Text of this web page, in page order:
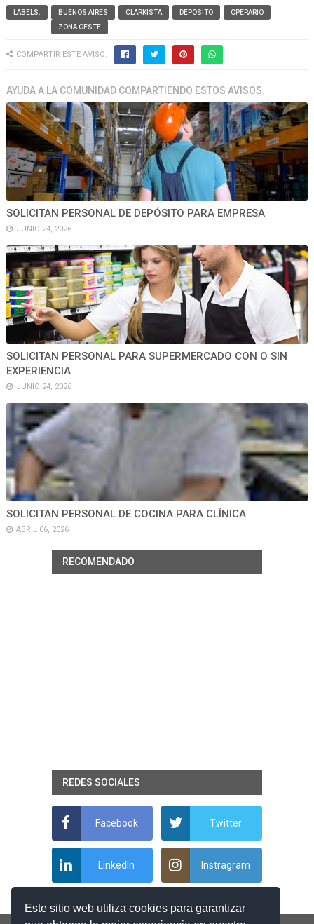
Este sitio web utiliza cookies para garantizar
LABELS: BUENOS AIRES CLARKISTA DEPOSITO
OPERARIO
ZONA OESTE
COMPARTIR ESTE AVISO:
AYUDA A LA COMUNIDAD COMPARTIENDO ESTOS AVISOS.
SOLICITAN PERSONAL DE DEPÓSITO PARA EMPRESA
JUNIO 24, 2026
SOLICITAN PERSONAL PARA SUPERMERCADO CON O SIN
EXPERIENCIA
JUNIO 24, 2026
SOLICITAN PERSONAL DE COCINA PARA CLÍNICA
ABRIL 06, 2026
RECOMENDADO
REDES SOCIALES
Facebook Twitter
LinkedIn Instragram